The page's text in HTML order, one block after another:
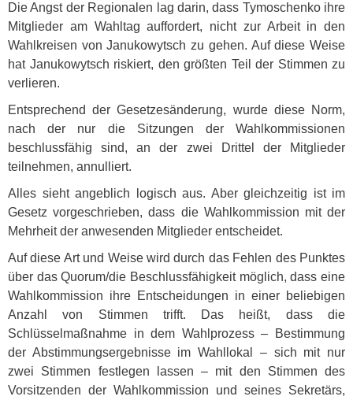
Die Angst der Regionalen lag darin, dass Tymoschenko ihre
Mitglieder am Wahltag auffordert, nicht zur Arbeit in den
Wahlkreisen von Janukowytsch zu gehen. Auf diese Weise
hat Janukowytsch riskiert, den größten Teil der Stimmen zu
verlieren.
Entsprechend der Gesetzesänderung, wurde diese Norm,
nach der nur die Sitzungen der Wahlkommissionen
beschlussfähig sind, an der zwei Drittel der Mitglieder
teilnehmen, annulliert.
Alles sieht angeblich logisch aus. Aber gleichzeitig ist im
Gesetz vorgeschrieben, dass die Wahlkommission mit der
Mehrheit der anwesenden Mitglieder entscheidet.
Auf diese Art und Weise wird durch das Fehlen des Punktes
über das Quorum/die Beschlussfähigkeit möglich, dass eine
Wahlkommission ihre Entscheidungen in einer beliebigen
Anzahl von Stimmen trifft. Das heißt, dass die
Schlüsselmaßnahme in dem Wahlprozess – Bestimmung
der Abstimmungsergebnisse im Wahllokal – sich mit nur
zwei Stimmen festlegen lassen – mit den Stimmen des
Vorsitzenden der Wahlkommission und seines Sekretärs,